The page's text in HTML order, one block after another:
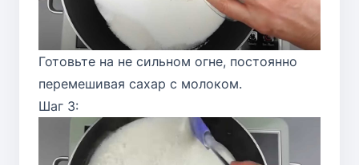
Готовьте на не сильном огне, постоянно
перемешивая сахар с молоком.
Шаг 3: